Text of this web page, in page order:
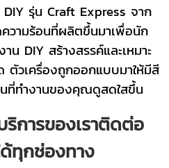
DIY รุ่น Craft Express จาก
วามร้อนที่ผลิตขึ้นมาเพื่อนัก
น DIY สร้างสรรค์และเหมาะ
ตัวเครื่องถูกออกแบบมาให้มีสี
ที่ทำงานของคุณดูสดใสขึ้น
การของเราติดต่อ
ทุกช่องทาง